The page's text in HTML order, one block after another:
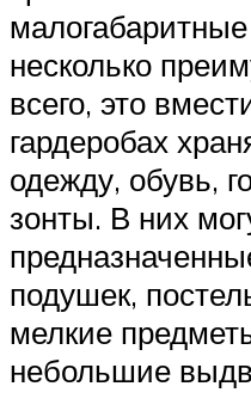
несколько
всего, это
гардеробах
одежду, обувь,
зонты. В них
подушек,
мелкие
небольшие